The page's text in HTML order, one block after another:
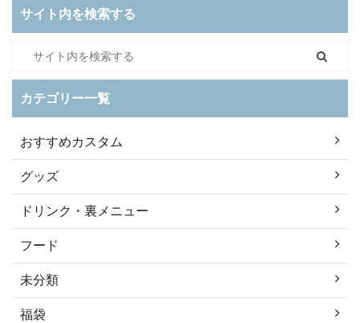
サイト内を検索する
カテゴリー一覧
おすすめカスタム
グッズ
ドリンク・裏メニュー
フード
未分類
福袋